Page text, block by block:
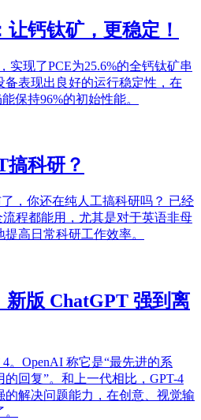
让钙钛矿，更稳定！
实现了PCE为25.6%的全钙钛矿串
表现出良好的运行稳定性，在
保持96%的初始性能。
搞科研？
，你还在纯人工搞科研吗？ 已经
程都能用，尤其是对于英语非母
高日常科研工作效率。
新版 ChatGPT 强到离
。OpenAI 称它是“最先进的系
回复”。和上一代相比，GPT-4
解决问题能力，在创意、视觉输